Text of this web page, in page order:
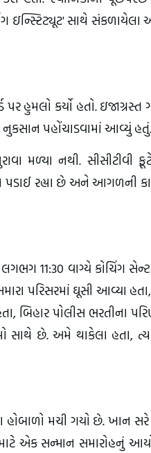
ઇન્સ્ટિટ્યૂટ' સાથે
હુમલો કર્યો હતો. ઇજાગ્રસ્ત
નુકસાન પહોંચાડવામાં આવ્યું હતું.
મળ્યા નથી. સીસીટીવી
પડાઈ રહ્યા છે અને આગળની
11:30 વાગ્યે કોચિંગ
પરિસરમાં ઘૂસી આવ્યા હતા,
બિહાર પોલીસ ભરતીના
સાથે છે. અમે થાકેલા હતા,
મચી ગયો છે. ખાન સરે
માટે એક સન્માન સમારોહનું